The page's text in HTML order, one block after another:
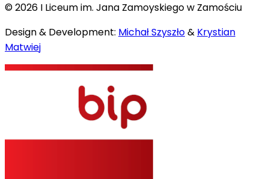
©2026 I Liceum im. Jana Zamoyskiego w Zamościu
Design & Development: Michał Szyszło& Krystian
Matwiej